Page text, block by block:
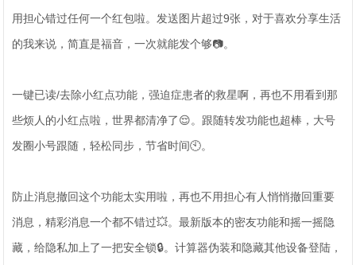
用担心错过任何一个红包啦。发送图片超过9张，对于喜欢分享生活
的我来说，简直是福音，一次就能发个够📷。
一键已读/去除小红点功能，强迫症患者的救星啊，再也不用看到那
些烦人的小红点啦，世界都清净了😌。跟随转发功能也超棒，大号
发圈小号跟随，轻松同步，节省时间🕙。
防止消息撤回这个功能太实用啦，再也不用担心有人悄悄撤回重要
消息，精彩消息一个都不错过💥。最新版本的密友功能和摇一摇隐
藏，给隐私加上了一把安全锁🔒。计算器伪装和隐藏其他设备登陆，